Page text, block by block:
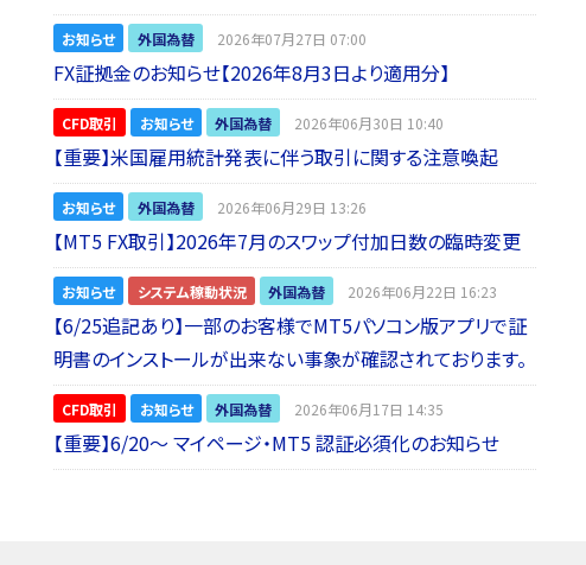
お知らせ 外国為替 2026年07月27日 07:00
FX証拠金のお知らせ【2026年8月3日より適用分】
CFD取引 お知らせ 外国為替 2026年06月30日 10:40
【重要】米国雇用統計発表に伴う取引に関する注意喚起
お知らせ 外国為替 2026年06月29日 13:26
【MT5 FX取引】2026年7月のスワップ付加日数の臨時変更
お知らせ システム稼動状況 外国為替 2026年06月22日 16:23
【6/25追記あり】一部のお客様でMT5パソコン版アプリで証
明書のインストールが出来ない事象が確認されております。
CFD取引 お知らせ 外国為替 2026年06月17日 14:35
【重要】6/20～ マイページ・MT5 認証必須化のお知らせ